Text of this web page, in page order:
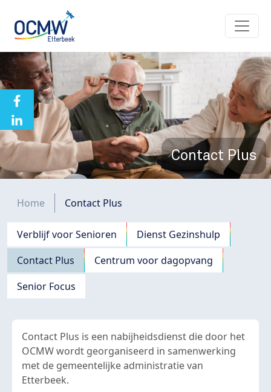
Contact Plus
Kruimelpad
Home Contact Plus
Navigation principale
Verblijf voor Senioren
Dienst Gezinshulp
Contact Plus
Centrum voor dagopvang
Senior Focus
Contact Plus is een nabijheidsdienst die door het
OCMW wordt georganiseerd in samenwerking
met de gemeentelijke administratie van
Etterbeek.